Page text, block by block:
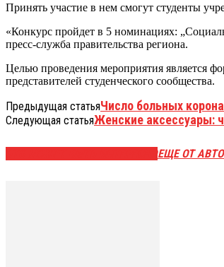
Принять участие в нем смогут студенты
«Конкурс пройдет в 5 номинациях:
пресс-служба правительства региона.
Целью проведения мероприятия является
представителей студенческого сообщества.
Предыдущая статьяЧисло больных
Следующая статьяЖенские аксессуары:
ЕЩЕ ОТ